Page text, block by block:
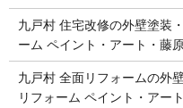
九戸村 住宅改修の外壁塗装
ーム ペイント・アート・藤
九戸村 全面リフォームの外
リフォーム ペイント・アー